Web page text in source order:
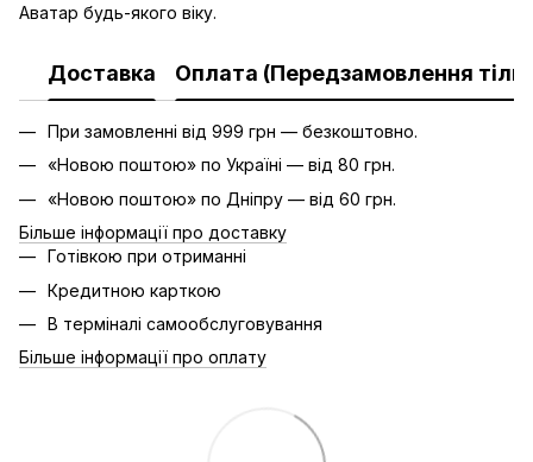
Аватар будь-якого віку.
Доставка Оплата (Передзамовлення
При замовленні від 999 грн — безкоштовно.
«Новою поштою» по Україні — від 80 грн.
«Новою поштою» по Дніпру — від 60 грн.
Більше інформації про доставку
Готівкою при отриманні
Кредитною карткою
В терміналі самообслуговування
Більше інформації про оплату